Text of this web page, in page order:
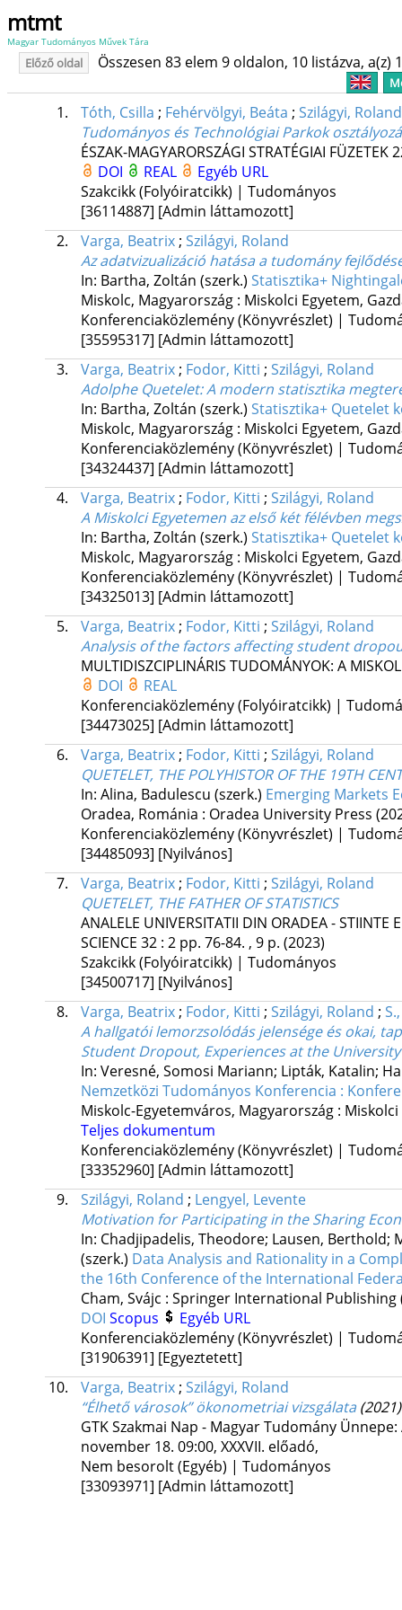
mtmt
Magyar Tudományos Művek Tára
Előző oldal Összesen 83 elem 9 oldalon, 10 listázva, a(z)
1. Tóth, Csilla ; Fehérvölgyi, Beáta ; Szilágyi, Roland
Tudományos és Technológiai Parkok
ÉSZAK-MAGYARORSZÁGI STRATÉGIAI FÜZETEK
DOI
REAL
Egyéb URL
Szakcikk (Folyóiratcikk) | Tudományos
[36114887] [Admin láttamozott]
2.
Varga, Beatrix; Szilágyi, Roland
Az adatvizualizáció hatása a tudomány
In: Bartha, Zoltán (szerk.) Statisztika+
Miskolc, Magyarország : Miskolci Egyetem,
Konferenciaközlemény (Könyvrészlet) |
[35595317] [Admin láttamozott]
3.
Varga, Beatrix; Fodor, Kitti ; Szilágyi, Roland
Adolphe Quetelet: A modern statisztika
In: Bartha, Zoltán (szerk.) Statisztika+ Quetelet
Miskolc, Magyarország : Miskolci Egyetem,
Konferenciaközlemény (Könyvrészlet) |
[34324437] [Admin láttamozott]
4.
Varga, Beatrix; Fodor, Kitti ; Szilágyi, Roland
A Miskolci Egyetemen az első két félévben
In: Bartha, Zoltán (szerk.) Statisztika+ Quetelet
Miskolc, Magyarország : Miskolci Egyetem,
Konferenciaközlemény (Könyvrészlet) |
[34325013] [Admin láttamozott]
5.
Varga, Beatrix; Fodor, Kitti ; Szilágyi, Roland
Analysis of the factors affecting student
MULTIDISZCIPLINÁRIS TUDOMÁNYOK: A
DOI
REAL
Konferenciaközlemény (Folyóiratcikk) |
[34473025] [Admin láttamozott]
6.
Varga, Beatrix; Fodor, Kitti ; Szilágyi, Roland
QUETELET, THE POLYHISTOR OF THE 19TH
In: Alina, Badulescu (szerk.) Emerging Markets
Oradea, Románia : Oradea University Press
Konferenciaközlemény (Könyvrészlet) |
[34485093] [Nyilvános]
7.
Varga, Beatrix; Fodor, Kitti ; Szilágyi, Roland
QUETELET, THE FATHER OF STATISTICS
ANALELE UNIVERSITATII DIN ORADEA - STIINTE
SCIENCE 32: 2 pp. 76-84. , 9 p. (2023)
Szakcikk (Folyóiratcikk) | Tudományos
[34500717] [Nyilvános]
8.
Varga, Beatrix; Fodor, Kitti ; Szilágyi, Roland ;
A hallgatói lemorzsolódás jelensége és okai,
Student Dropout, Experiences at the
In: Veresné, Somosi Mariann; Lipták, Katalin;
Nemzetközi Tudományos Konferencia :
Miskolc-Egyetemváros, Magyarország :
Teljes dokumentum
Konferenciaközlemény (Könyvrészlet) |
[33352960] [Admin láttamozott]
9.
Szilágyi, Roland ; Lengyel, Levente
Motivation for Participating in the Sharing
In: Chadjipadelis, Theodore; Lausen, Berthold;
(szerk.) Data Analysis and Rationality in a
the 16th Conference of the International
Cham, Svájc : Springer International Publishing
DOI Scopus
Egyéb URL
Konferenciaközlemény (Könyvrészlet) |
[31906391] [Egyeztetett]
10.
Varga, Beatrix; Szilágyi, Roland
“Élhető városok” ökonometriai vizsgálata (2021)
GTK Szakmai Nap - Magyar Tudomány
november 18. 09:00, XXXVII. előadó,
Nem besorolt (Egyéb) | Tudományos
[33093971] [Admin láttamozott]